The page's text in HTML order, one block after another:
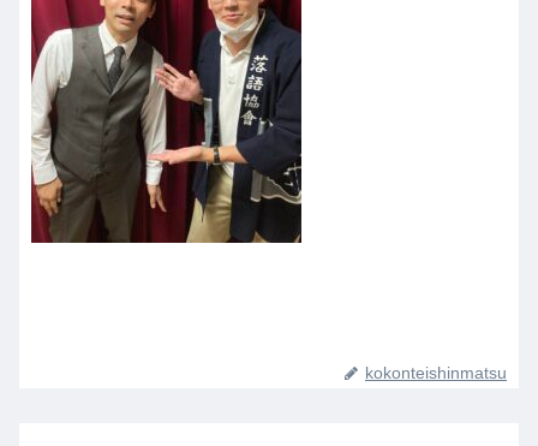
kokonteishinmatsu